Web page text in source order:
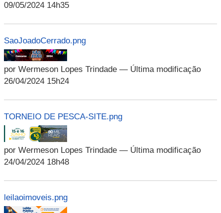
09/05/2024 14h35
SaoJoadoCerrado.png
por Wermeson Lopes Trindade — Última modificação
26/04/2024 15h24
TORNEIO DE PESCA-SITE.png
por Wermeson Lopes Trindade — Última modificação
24/04/2024 18h48
leilaoimoveis.png